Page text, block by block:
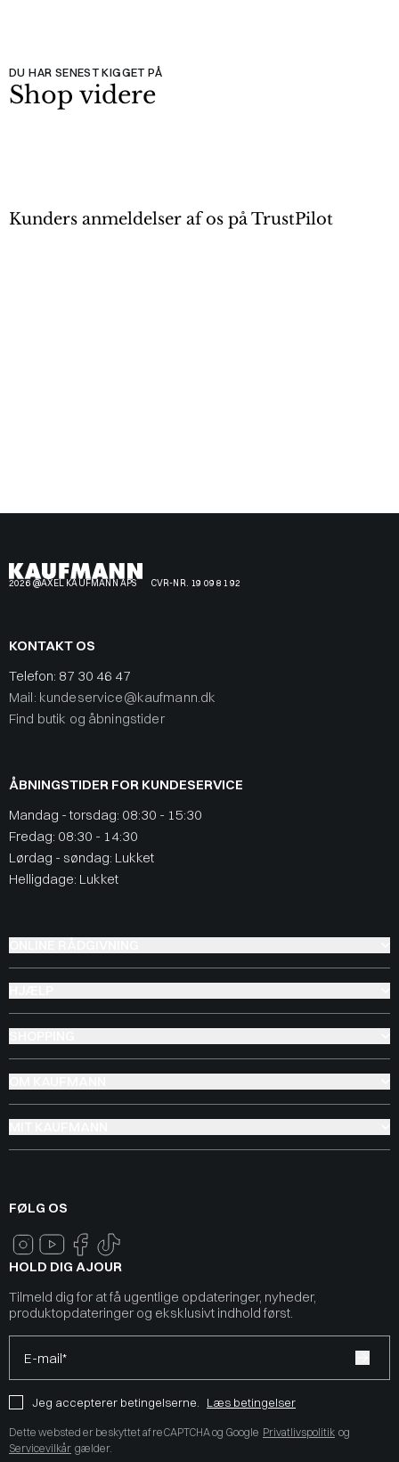
DU HAR SENEST KIGGET PÅ
Shop videre
Kunders anmeldelser af os på TrustPilot
2026 @AXEL KAUFMANN APS CVR-NR. 19 09 81 92
KONTAKT OS
Telefon: 87 30 46 47
Mail: kundeservice@kaufmann.dk
Find butik og åbningstider
ÅBNINGSTIDER FOR KUNDESERVICE
Mandag - torsdag: 08:30 - 15:30
Fredag: 08:30 - 14:30
Lørdag - søndag: Lukket
Helligdage: Lukket
FØLG OS
HOLD DIG AJOUR
Tilmeld dig for at få ugentlige opdateringer, nyheder,
produktopdateringer og eksklusivt indhold først.
E-mail*
Jeg accepterer betingelserne. Læs betingelser
Dette websted er beskyttet af reCAPTCHA og Google Privatlivspolitik og
Servicevilkår gælder.